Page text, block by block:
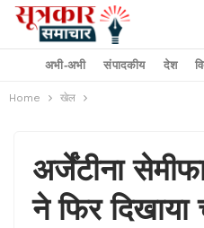
अभी-अभी संपादकीय देश
Home खेल
अर्जेंटीना
ने फिर दिखाया